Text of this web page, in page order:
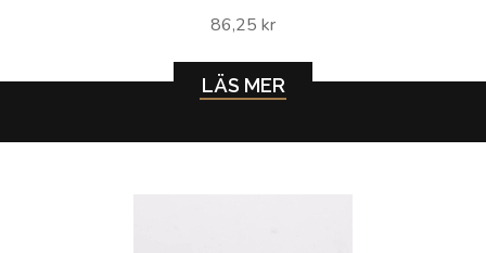
86,25 kr
LÄS MER